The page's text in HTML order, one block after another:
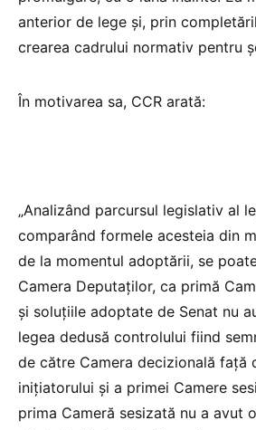
anterior de lege și, prin
crearea cadrului normativ pentru
În motivarea sa, CCR arată:
„Analizând parcursul legislativ al
comparând formele acesteia din
de la momentul adoptării, se
Camera Deputaților, ca primă
și soluțiile adoptate de Senat nu
legea dedusă controlului fiind
de către Camera decizională față
inițiatorului și a primei Camere
prima Cameră sesizată nu a avut